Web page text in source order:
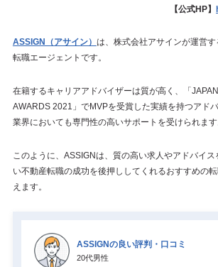
【公式HP】
ASSIGN（アサイン） は、株式会社アサインが運営
転職エージェントです。
在籍するキャリアアドバイザーは質が高く、「
AWARDS 2021」でMVPを受賞した実績を持つアド
業界においても専門性の高いサポートを受けられます
このように、ASSIGNは、質の高い求人やアドバイ
い不動産転職の成功を後押ししてくれるおすすめの
えます。
ASSIGNの良い評判・口コミ
20代男性